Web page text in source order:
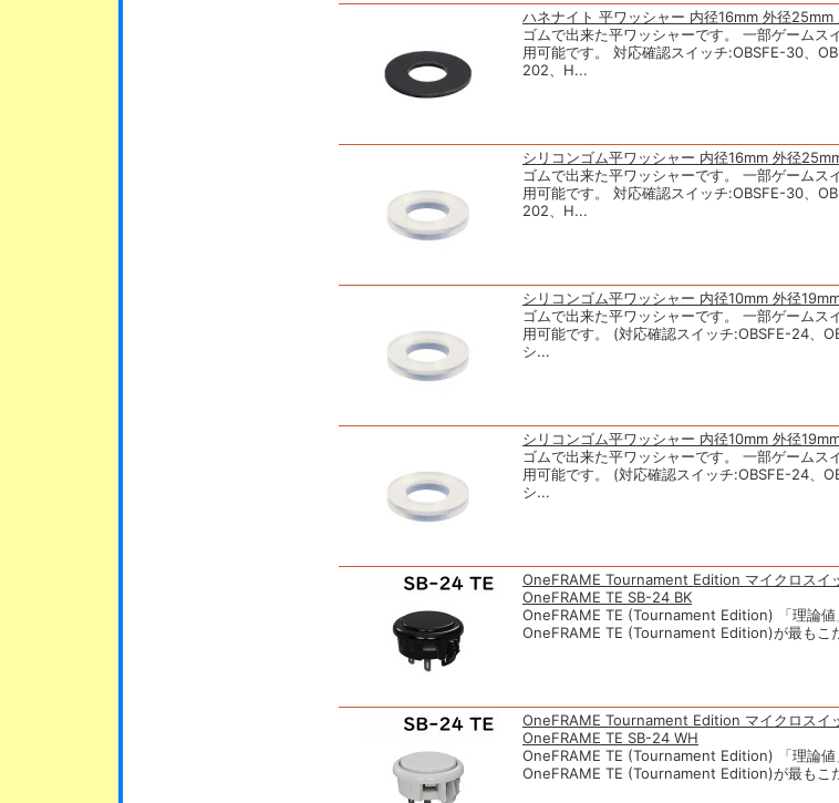
ハネナイト 平ワッシャー 内径16mm 外径
ゴムで出来た平ワッシャーです。 一部ゲームス
用可能です。 対応確認スイッチ:OBSFE-30、
202、H...
シリコンゴム平ワッシャー 内径16mm 外径
ゴムで出来た平ワッシャーです。 一部ゲームス
用可能です。 対応確認スイッチ:OBSFE-30、
202、H...
シリコンゴム平ワッシャー 内径10mm 外径
ゴムで出来た平ワッシャーです。 一部ゲームス
用可能です。 (対応確認スイッチ:OBSFE-24、
シ...
シリコンゴム平ワッシャー 内径10mm 外径
ゴムで出来た平ワッシャーです。 一部ゲームス
用可能です。 (対応確認スイッチ:OBSFE-24、
シ...
OneFRAME Tournament Edition マイクロス
OneFRAME TE SB-24 BK
OneFRAME TE (Tournament Edition) 「理論値
OneFRAME TE (Tournament Edition)が最もこ
OneFRAME Tournament Edition マイクロス
OneFRAME TE SB-24 WH
OneFRAME TE (Tournament Edition) 「理論値
OneFRAME TE (Tournament Edition)が最もこ